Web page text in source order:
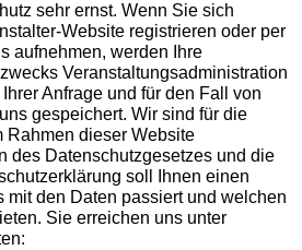
sehr ernst. Wenn Sie sich
Website registrieren oder per
aufnehmen, werden Ihre
Veranstaltungsadministration
Anfrage und für den Fall von
gespeichert. Wir sind für die
Rahmen dieser Website
des Datenschutzgesetzes und die
soll Ihnen einen
mit den Daten passiert und welchen
Sie erreichen uns unter